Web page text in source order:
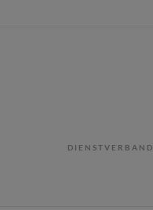
DIENSTVERBAND